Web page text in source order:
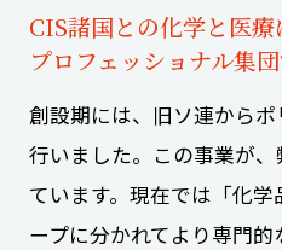
CIS諸国との化学と医療
プロフェッショナル集団
創設期には、旧ソ連から
行いました。この事業が
ています。現在では「化
ープに分かれてより専門的